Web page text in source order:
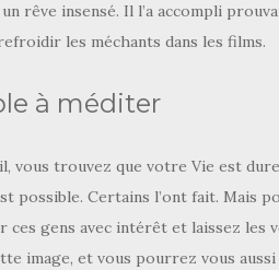
rêve insensé. Il l’a accompli
les méchants dans les films.
à méditer
vous trouvez que votre Vie est
possible. Certains l’ont fait. Mais
ces gens avec intérêt et laissez les
image, et vous pourrez vous